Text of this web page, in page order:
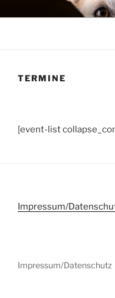
InhaltMENSCH
Training, Seminare,
TERMINE
[event-list
Impressum/
Impressum/Datenschutz